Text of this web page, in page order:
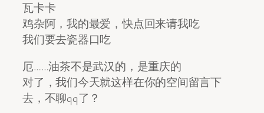
瓦卡卡
鸡杂阿，我的最爱，快点回来请我吃
我们要去瓷器口吃
厄……油茶不是武汉的，是重庆的
对了，我们今天就这样在你的空间留言下
去，不聊qq了？